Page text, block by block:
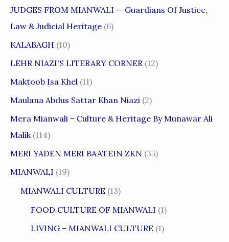
JUDGES FROM MIANWALI — Guardians Of Justice,
Law & Judicial Heritage (6)
KALABAGH (10)
LEHR NIAZI'S LITERARY CORNER (12)
Maktoob Isa Khel (11)
Maulana Abdus Sattar Khan Niazi (2)
Mera Mianwali – Culture & Heritage By Munawar Ali
Malik(114)
MERI YADEN MERI BAATEIN ZKN (35)
MIANWALI (19)
MIANWALI CULTURE (13)
FOOD CULTURE OF MIANWALI (1)
LIVING – MIANWALI CULTURE (1)